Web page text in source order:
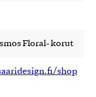
Floral- korut
shop